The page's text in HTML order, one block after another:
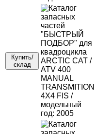
Купить/
склад